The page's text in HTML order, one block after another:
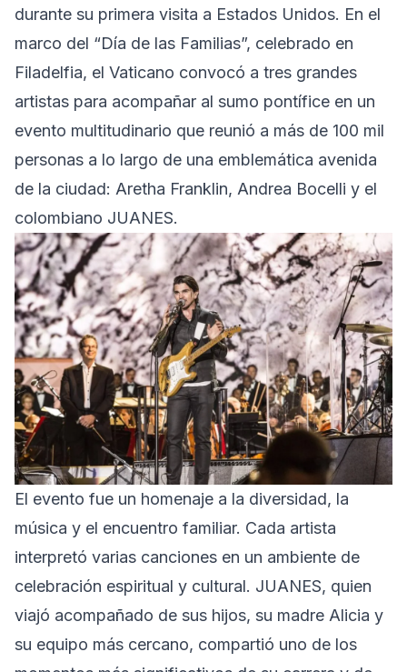
durante su primera visita a Estados Unidos. En el
marco del “Día de las Familias”, celebrado en
Filadelfia, el Vaticano convocó a tres grandes
artistas para acompañar al sumo pontífice en un
evento multitudinario que reunió a más de 100 mil
personas a lo largo de una emblemática avenida
de la ciudad: Aretha Franklin, Andrea Bocelli y el
colombiano JUANES.
El evento fue un homenaje a la diversidad, la
música y el encuentro familiar. Cada artista
interpretó varias canciones en un ambiente de
celebración espiritual y cultural. JUANES, quien
viajó acompañado de sus hijos, su madre Alicia y
su equipo más cercano, compartió uno de los